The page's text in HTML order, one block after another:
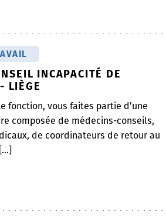
INCAPACITÉ DE
LIÈGE
fonction, vous faites partie d’une
composée de médecins-conseils,
de coordinateurs de retour au